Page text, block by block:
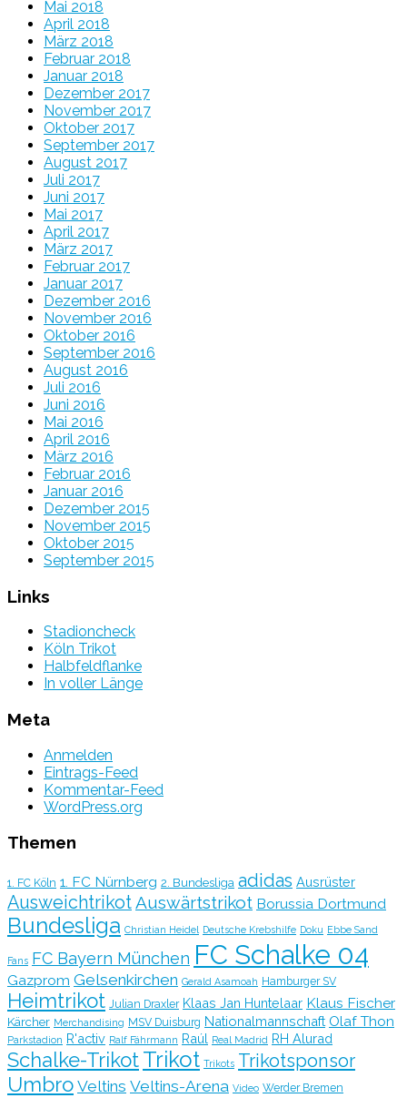
Mai 2018
April 2018
März 2018
Februar 2018
Januar 2018
Dezember 2017
November 2017
Oktober 2017
September 2017
August 2017
Juli 2017
Juni 2017
Mai 2017
April 2017
März 2017
Februar 2017
Januar 2017
Dezember 2016
November 2016
Oktober 2016
September 2016
August 2016
Juli 2016
Juni 2016
Mai 2016
April 2016
März 2016
Februar 2016
Januar 2016
Dezember 2015
November 2015
Oktober 2015
September 2015
Links
Stadioncheck
Köln Trikot
Halbfeldflanke
In voller Länge
Meta
Anmelden
Eintrags-Feed
Kommentar-Feed
WordPress.org
Themen
1. FC Köln 1. FC Nürnberg 2. Bundesliga adidas Ausrüster
AusweichtrikotAuswärtstrikot Borussia Dortmund
Bundesliga Christian Heidel Deutsche Krebshilfe Doku Ebbe Sand
Fans FC Bayern München FC Schalke 04
Gazprom Gelsenkirchen Gerald Asamoah Hamburger SV
Heimtrikot Julian Draxler Klaas Jan Huntelaar Klaus Fischer
Kärcher Merchandising MSV Duisburg Nationalmannschaft Olaf Thon
Parkstadion R'activ Ralf Fährmann Raúl Real Madrid RH Alurad
Schalke-TrikotTrikot Trikots Trikotsponsor
Umbro Veltins Veltins-Arena Video Werder Bremen